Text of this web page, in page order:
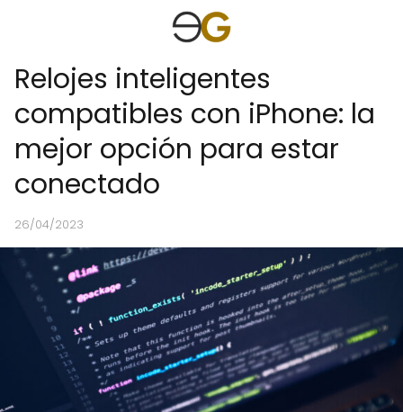
Relojes inteligentes
compatibles con iPhone: la
mejor opción para estar
conectado
26/04/2023